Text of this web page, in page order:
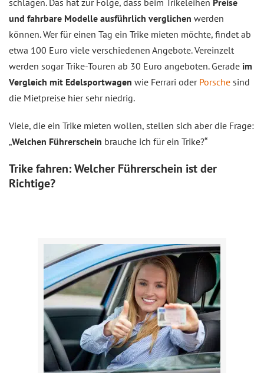
schlagen. Das hat zur Folge, dass beim Trikeleihen Preise
und fahrbare Modelle ausführlich verglichen werden
können. Wer für einen Tag ein Trike mieten möchte, findet ab
etwa 100 Euro viele verschiedenen Angebote. Vereinzelt
werden sogar Trike-Touren ab 30 Euro angeboten. Gerade im
Vergleich mit Edelsportwagen wie Ferrari oder Porsche sind
die Mietpreise hier sehr niedrig.
Viele, die ein Trike mieten wollen, stellen sich aber die Frage:
„Welchen Führerschein brauche ich für ein Trike?“
Trike fahren: Welcher Führerschein ist der
Richtige?